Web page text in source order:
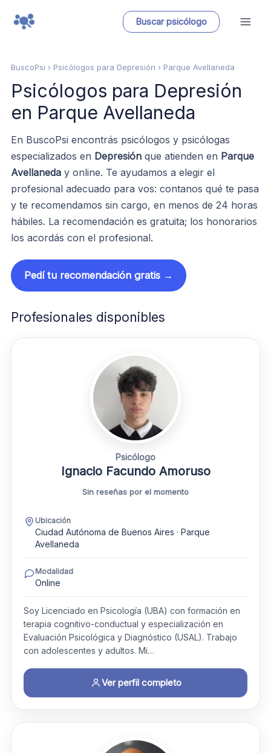
Buscar psicólogo
BuscoPsi › Psicólogos para Depresión › Parque Avellaneda
Psicólogos para Depresión
en Parque Avellaneda
En BuscoPsi encontrás psicólogos y psicólogas
especializados en Depresión que atienden en Parque
Avellaneda y online. Te ayudamos a elegir el
profesional adecuado para vos: contanos qué te pasa
y te recomendamos sin cargo, en menos de 24 horas
hábiles. La recomendación es gratuita; los honorarios
los acordás con el profesional.
Pedí tu recomendación gratis →
Profesionales disponibles
Psicólogo
Ignacio Facundo Amoruso
Sin reseñas por el momento
Ubicación
Ciudad Autónoma de Buenos Aires · Parque
Avellaneda
Modalidad
Online
Soy Licenciado en Psicología (UBA) con formación en
terapia cognitivo-conductual y especialización en
Evaluación Psicológica y Diagnóstico (USAL). Trabajo
con adolescentes y adultos. Mi…
Ver perfil completo